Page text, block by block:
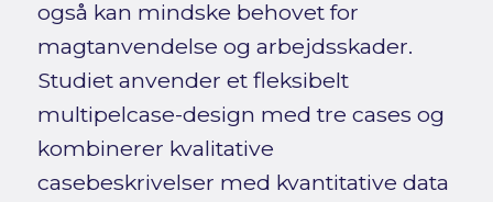
også kan mindske behovet for
magtanvendelse og arbejdsskader.
Studiet anvender et fleksibelt
multipelcase-design med tre cases og
kombinerer kvalitative
casebeskrivelser med kvantitative data